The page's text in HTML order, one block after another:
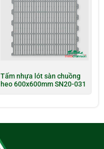
Tấm nhựa lót sàn chuồng
heo 600x600mm SN20-031